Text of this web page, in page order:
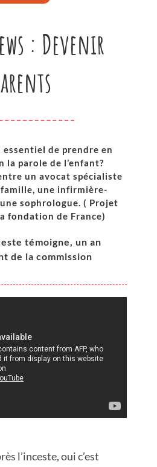
: Devenir
de prendre en
la parole de l’enfant?
un avocat spécialiste
une infirmière-
sophrologue. ( Projet
fondation de France)
témoigne, un an
de la commission
l’inceste, oui c’est